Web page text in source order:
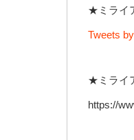
★ミライ
Tweets
★ミライ
https://